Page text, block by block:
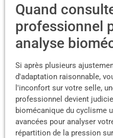
Quand
professionnel
analyse
Si après plusieurs
d'adaptation raisonnable,
l'inconfort sur votre selle,
professionnel devient
biomécanique du cyclisme
avancées pour analyser
répartition de la pression